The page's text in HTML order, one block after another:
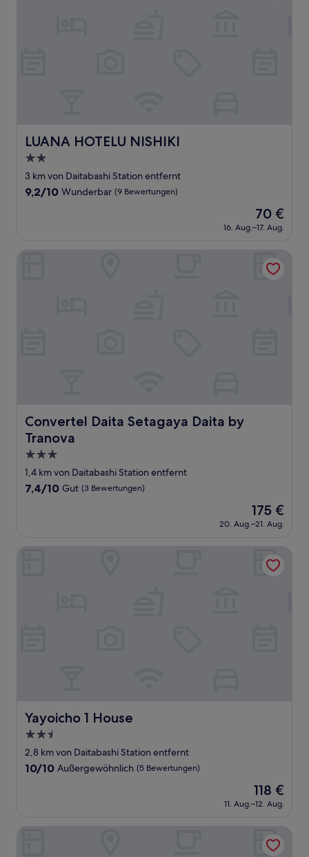
LUANA HOTELU NISHIKI
LUANA HOTELU NISHIKI
2.0-
Sterne-
Unterkunft
3 km von Daitabashi Station entfernt
9.2
Bewertungen)
9,2/10 Wunderbar (9 Bewertungen)
Der
Preis
beträgt
70 €
16. Aug.–17. Aug.
Convertel Daita Setagaya Daita by
Tranova
Convertel Daita Setagaya Daita by Tranova
3.0-
Sterne-
Unterkunft
1,4 km von Daitabashi Station entfernt
7.4
Bewertungen)
7,4/10 Gut (3 Bewertungen)
Der
Preis
beträgt
175 €
20. Aug.–21. Aug.
Yayoicho 1 House
Yayoicho 1 House
2.5-
Sterne-
Unterkunft
2,8 km von Daitabashi Station entfernt
10.0
Bewertungen)
10/10 Außergewöhnlich (5 Bewertungen)
Der
Preis
beträgt
118 €
11. Aug.–12. Aug.